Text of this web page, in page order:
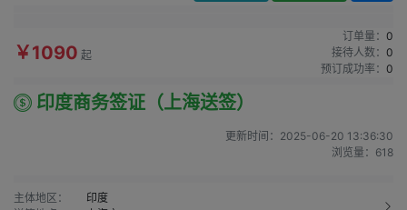
￥1090 起
订单量： 0
接待人数： 0
预订成功率： 0
印度商务签证（上海送签）
更新时间： 2025-06-20 13:36:30
浏览量： 618
主体地区：
印度